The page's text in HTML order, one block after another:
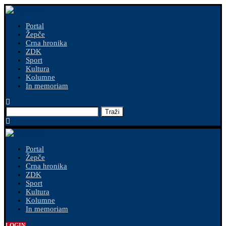
Portal
Žepče
Crna hronika
ZDK
Sport
Kultura
Kolumne
In memoriam
Traži
Portal
Žepče
Crna hronika
ZDK
Sport
Kultura
Kolumne
In memoriam